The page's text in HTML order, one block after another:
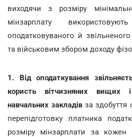
виходячи з розміру
мінзарплату
оподатковуваного й
та військовим збором доходу
1. Від оподаткування
користь вітчизняних вищих і
навчальних закладівза здобуття
перепідготовку платника
розміру мінзарплати за